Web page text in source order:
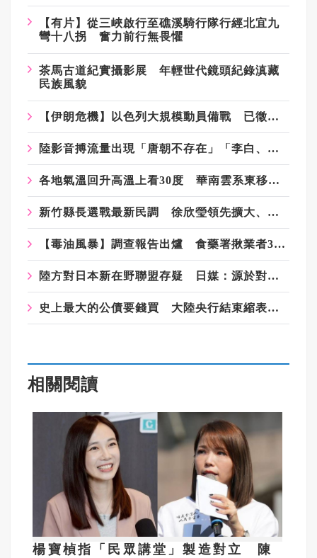
【有片】從三峽啟行至礁溪騎行隊行經北宜九
彎十八拐 奮力前行無畏懼
茶馬古道紀實攝影展 年輕世代鏡頭紀錄滇藏
民族風貌
【伊朗危機】以色列大規模動員備戰 已徵召2萬後備軍、擬再動員7萬人
陸影音搏流量出現「唐朝不存在」「李白、杜甫是宋人」偽史論
各地氣溫回升高溫上看30度 華南雲系東移整體水氣稍減
新竹縣長選戰最新民調 徐欣瑩領先擴大、竹北首度超前鄭朝方
【毒油風暴】調查報告出爐 食藥署揪業者3大缺失交互釀禍
陸方對日本新在野聯盟存疑 日媒：源於對日政局「戰略誤判」(已完稿
史上最大的公債要錢買 大陸央行結束縮表 7月淨投2千億給券商
相關閱讀
楊寶楨指「民眾講堂」製造對立 陳